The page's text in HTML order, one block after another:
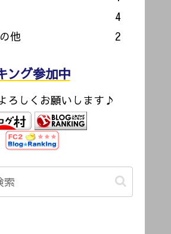
4
他
2
ング参加中
ろしくお願いします♪